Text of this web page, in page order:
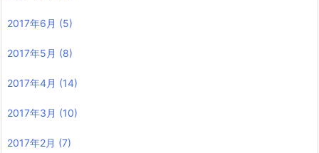
2017年6月 (5)
2017年5月 (8)
2017年4月 (14)
2017年3月 (10)
2017年2月 (7)